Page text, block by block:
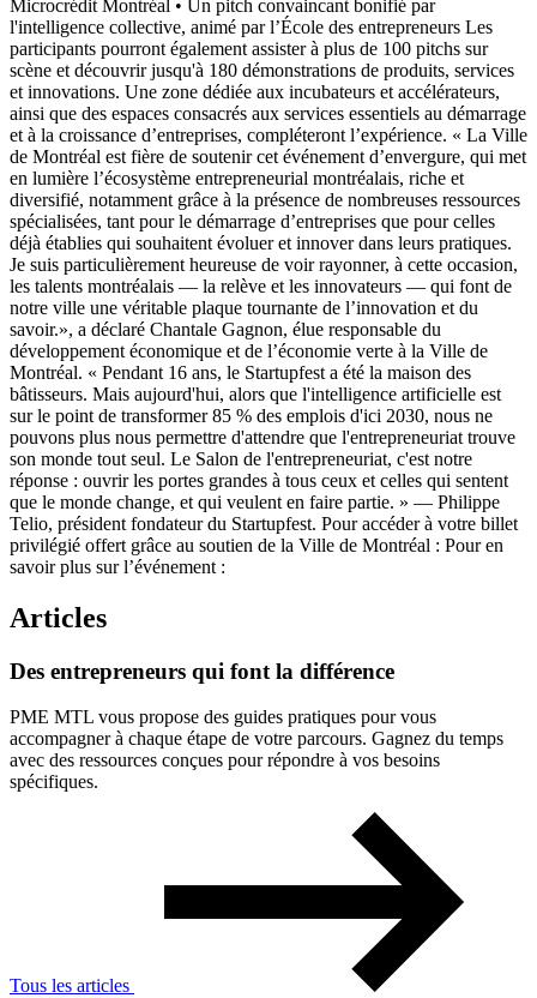
Microcrédit Montréal • Un pitch convaincant bonifié par
l'intelligence collective, animé par l’École des entrepreneurs Les
participants pourront également assister à plus de 100 pitchs sur
scène et découvrir jusqu'à 180 démonstrations de produits, services
et innovations. Une zone dédiée aux incubateurs et accélérateurs,
ainsi que des espaces consacrés aux services essentiels au démarrage
et à la croissance d’entreprises, compléteront l’expérience. « La Ville
de Montréal est fière de soutenir cet événement d’envergure, qui met
en lumière l’écosystème entrepreneurial montréalais, riche et
diversifié, notamment grâce à la présence de nombreuses ressources
spécialisées, tant pour le démarrage d’entreprises que pour celles
déjà établies qui souhaitent évoluer et innover dans leurs pratiques.
Je suis particulièrement heureuse de voir rayonner, à cette occasion,
les talents montréalais — la relève et les innovateurs — qui font de
notre ville une véritable plaque tournante de l’innovation et du
savoir.», a déclaré Chantale Gagnon, élue responsable du
développement économique et de l’économie verte à la Ville de
Montréal. « Pendant 16 ans, le Startupfest a été la maison des
bâtisseurs. Mais aujourd'hui, alors que l'intelligence artificielle est
sur le point de transformer 85 % des emplois d'ici 2030, nous ne
pouvons plus nous permettre d'attendre que l'entrepreneuriat trouve
son monde tout seul. Le Salon de l'entrepreneuriat, c'est notre
réponse : ouvrir les portes grandes à tous ceux et celles qui sentent
que le monde change, et qui veulent en faire partie. » — Philippe
Telio, président fondateur du Startupfest. Pour accéder à votre billet
privilégié offert grâce au soutien de la Ville de Montréal : Pour en
savoir plus sur l’événement :
Articles
Des entrepreneurs qui font la différence
PME MTL vous propose des guides pratiques pour vous
accompagner à chaque étape de votre parcours. Gagnez du temps
avec des ressources conçues pour répondre à vos besoins
spécifiques.
Tous les articles